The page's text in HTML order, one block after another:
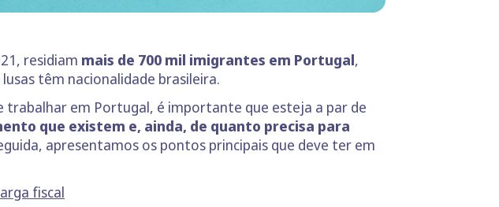
residiam mais de 700 mil imigrantes em Portugal,
têm nacionalidade brasileira.
trabalhar em Portugal, é importante que esteja a par de
que existem e, ainda, de quanto precisa para
apresentamos os pontos principais que deve ter em
fiscal